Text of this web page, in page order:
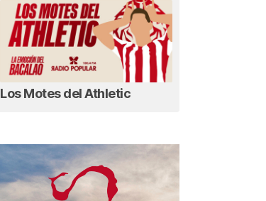
Los Motes del Athletic